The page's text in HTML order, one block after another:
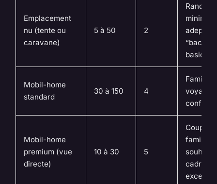
Emplacement
nu (tente ou
caravane)
5 à 50 2
adeptes
“back to
basics”
Mobil-home
standard
30 à 150 4
Familles,
confort
Mobil-home
premium (vue
directe)
10 à 30 5
Couples,
familles
cadre